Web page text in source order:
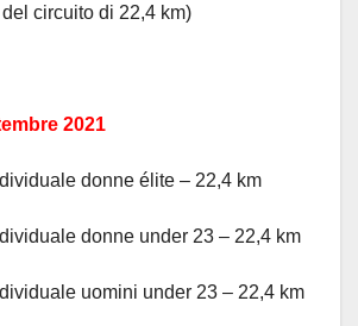
circuito di 22,4 km)
2021
donne élite – 22,4 km
donne under 23 – 22,4 km
uomini under 23 – 22,4 km